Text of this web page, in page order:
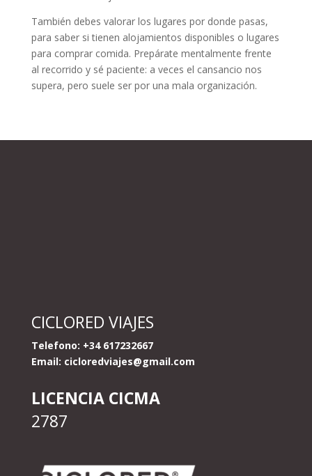
También debes valorar los lugares por donde pasas,
para saber si tienen alojamientos disponibles o lugares
para comprar comida. Prepárate mentalmente frente
al recorrido y sé paciente: a veces el cansancio nos
supera, pero suele ser por una mala organización.
CICLORED VIAJES
Telefono: +34 617232667
Email: cicloredviajes@gmail.com
LICENCIA CICMA
2787